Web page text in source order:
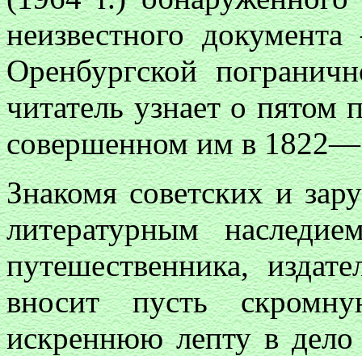
неизвестного
Оренбургской
читатель узнает о
совершенном им в
Знакомя советских и
литературным
путешественника,
вносит пусть
искреннюю лепту в дело